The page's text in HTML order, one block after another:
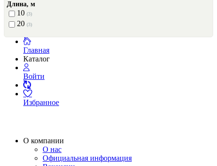
Длина, м
10 (3)
20 (3)
Главная
Каталог
Войти
Избранное
О компании
О нас
Официальная информация